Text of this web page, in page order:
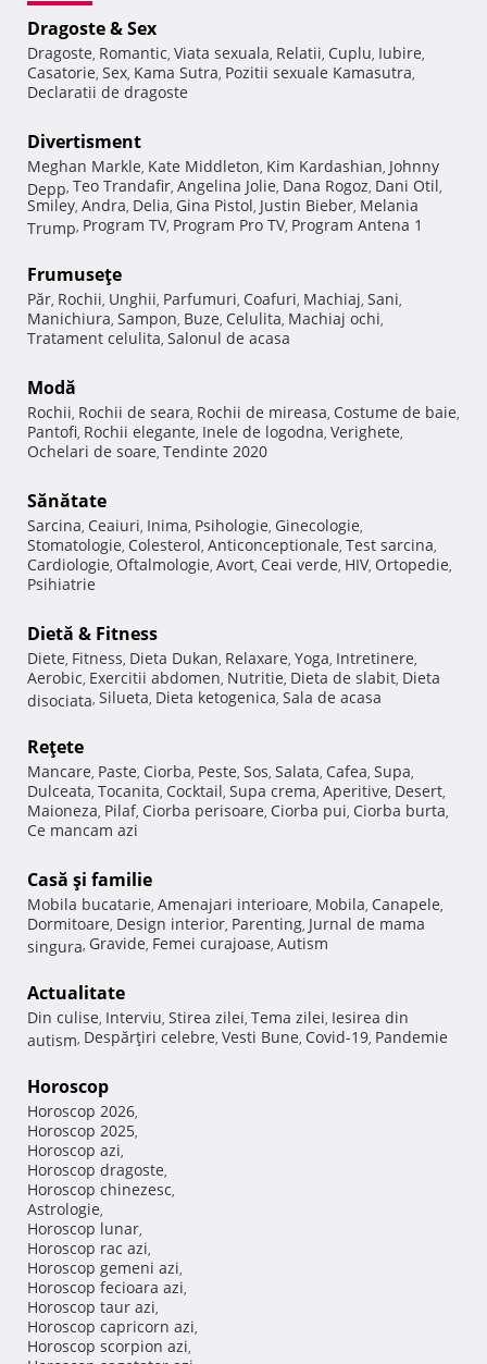
Dragoste & Sex
Dragoste, Romantic, Viata sexuala, Relatii, Cuplu, Iubire,
Casatorie, Sex, Kama Sutra, Pozitii sexuale Kamasutra,
Declaratii de dragoste
Divertisment
Meghan Markle, Kate Middleton, Kim Kardashian, Johnny
Depp, Teo Trandafir, Angelina Jolie, Dana Rogoz, Dani Otil,
Smiley, Andra, Delia, Gina Pistol, Justin Bieber, Melania
Trump, Program TV, Program Pro TV, Program Antena 1
Frumuseţe
Păr, Rochii, Unghii, Parfumuri, Coafuri, Machiaj, Sani,
Manichiura, Sampon, Buze, Celulita, Machiaj ochi,
Tratament celulita, Salonul de acasa
Modă
Rochii, Rochii de seara, Rochii de mireasa, Costume de baie,
Pantofi, Rochii elegante, Inele de logodna, Verighete,
Ochelari de soare, Tendinte 2020
Sănătate
Sarcina, Ceaiuri, Inima, Psihologie, Ginecologie,
Stomatologie, Colesterol, Anticonceptionale, Test sarcina,
Cardiologie, Oftalmologie, Avort, Ceai verde, HIV, Ortopedie,
Psihiatrie
Dietă & Fitness
Diete, Fitness, Dieta Dukan, Relaxare, Yoga, Intretinere,
Aerobic, Exercitii abdomen, Nutritie, Dieta de slabit, Dieta
disociata, Silueta, Dieta ketogenica, Sala de acasa
Reţete
Mancare, Paste, Ciorba, Peste, Sos, Salata, Cafea, Supa,
Dulceata, Tocanita, Cocktail, Supa crema, Aperitive, Desert,
Maioneza, Pilaf, Ciorba perisoare, Ciorba pui, Ciorba burta,
Ce mancam azi
Casă şi familie
Mobila bucatarie, Amenajari interioare, Mobila, Canapele,
Dormitoare, Design interior, Parenting, Jurnal de mama
singura, Gravide, Femei curajoase, Autism
Actualitate
Din culise, Interviu, Stirea zilei, Tema zilei, Iesirea din
autism, Despărţiri celebre, Vesti Bune, Covid-19, Pandemie
Horoscop
Horoscop 2026,
Horoscop 2025,
Horoscop azi,
Horoscop dragoste,
Horoscop chinezesc,
Astrologie,
Horoscop lunar,
Horoscop rac azi,
Horoscop gemeni azi,
Horoscop fecioara azi,
Horoscop taur azi,
Horoscop capricorn azi,
Horoscop scorpion azi,